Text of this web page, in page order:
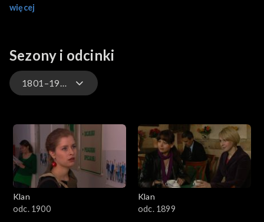
romanse. Zapewnia, że wciąż ją kocha. Niestety, rozmowę
więcej
Sezony i odcinki
1801–1900
4601–4700
4501–4600
4401–4500
Klan
odc. 1900
Klan
odc. 1899